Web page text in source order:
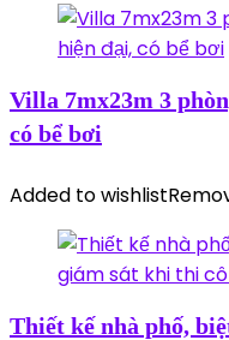
Villa 7mx23m 3
có bể bơi
Added to wishlist
Thiết kế nhà phố,